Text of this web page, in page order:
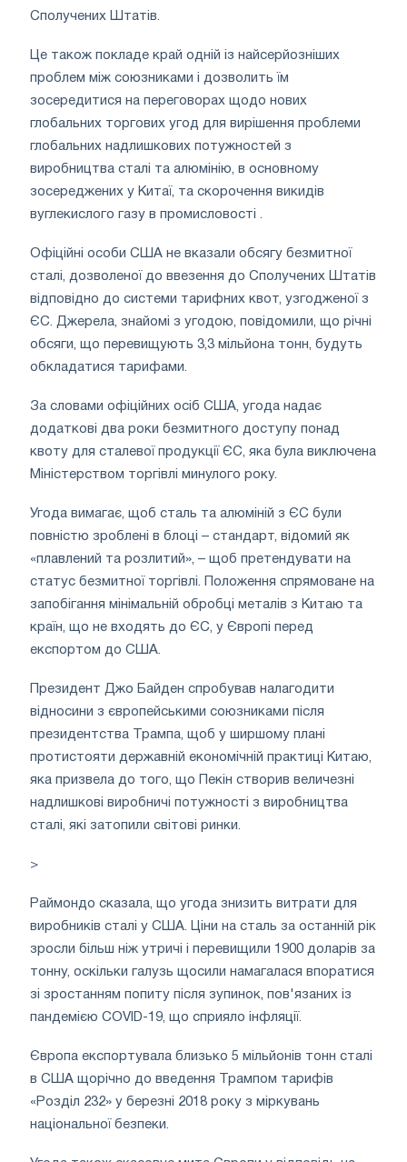
Сполучених Штатів.
Це також покладе край одній із найсерйозніших
проблем між союзниками і дозволить їм
зосередитися на переговорах щодо нових
глобальних торгових угод для вирішення проблеми
глобальних надлишкових потужностей з
виробництва сталі та алюмінію, в основному
зосереджених у Китаї, та скорочення викидів
вуглекислого газу в промисловості .
Офіційні особи США не вказали обсягу безмитної
сталі, дозволеної до ввезення до Сполучених Штатів
відповідно до системи тарифних квот, узгодженої з
ЄС. Джерела, знайомі з угодою, повідомили, що річні
обсяги, що перевищують 3,3 мільйона тонн, будуть
обкладатися тарифами.
За словами офіційних осіб США, угода надає
додаткові два роки безмитного доступу понад
квоту для сталевої продукції ЄС, яка була виключена
Міністерством торгівлі минулого року.
Угода вимагає, щоб сталь та алюміній з ЄС були
повністю зроблені в блоці – стандарт, відомий як
«плавлений та розлитий», – щоб претендувати на
статус безмитної торгівлі. Положення спрямоване на
запобігання мінімальній обробці металів з Китаю та
країн, що не входять до ЄС, у Європі перед
експортом до США.
Президент Джо Байден спробував налагодити
відносини з європейськими союзниками після
президентства Трампа, щоб у ширшому плані
протистояти державній економічній практиці Китаю,
яка призвела до того, що Пекін створив величезні
надлишкові виробничі потужності з виробництва
сталі, які затопили світові ринки.
>
Раймондо сказала, що угода знизить витрати для
виробників сталі у США. Ціни на сталь за останній рік
зросли більш ніж утричі і перевищили 1900 доларів за
тонну, оскільки галузь щосили намагалася впоратися
зі зростанням попиту після зупинок, пов'язаних із
пандемією COVID-19, що сприяло інфляції.
Європа експортувала близько 5 мільйонів тонн сталі
в США щорічно до введення Трампом тарифів
«Розділ 232» у березні 2018 року з міркувань
національної безпеки.